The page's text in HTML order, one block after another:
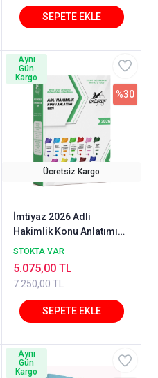
Ücretsiz Kargo
İmtiyaz 2026 Adli
Hakimlik Konu Anlatımı
Seti İmtiyaz Yayıncılık
STOKTA VAR
7.250,00 TL
%30
5.075,00 TL
Aynı
Gün
Kargo
Aynı
Gün
Kargo